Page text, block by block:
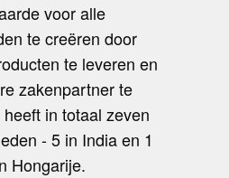
voor alle
te creëren door
te leveren en
zakenpartner te
in totaal zeven
- 5 in India en 1
Hongarije.